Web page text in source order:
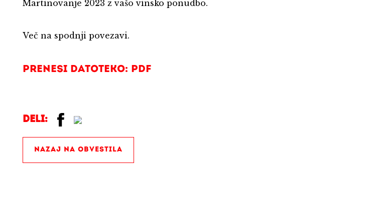
Martinovanje 2023 z vašo vinsko ponudbo.
Več na spodnji povezavi.
Prenesi datoteko: PDF
Deli:
NAZAJ NA OBVESTILA